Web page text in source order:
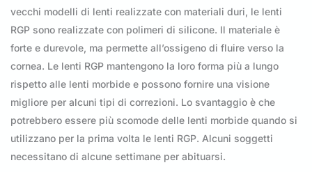
vecchi modelli di lenti realizzate con materiali duri, le lenti
RGP sono realizzate con polimeri di silicone. Il materiale è
forte e durevole, ma permette all’ossigeno di fluire verso la
cornea. Le lenti RGP mantengono la loro forma più a lungo
rispetto alle lenti morbide e possono fornire una visione
migliore per alcuni tipi di correzioni. Lo svantaggio è che
potrebbero essere più scomode delle lenti morbide quando si
utilizzano per la prima volta le lenti RGP. Alcuni soggetti
necessitano di alcune settimane per abituarsi.